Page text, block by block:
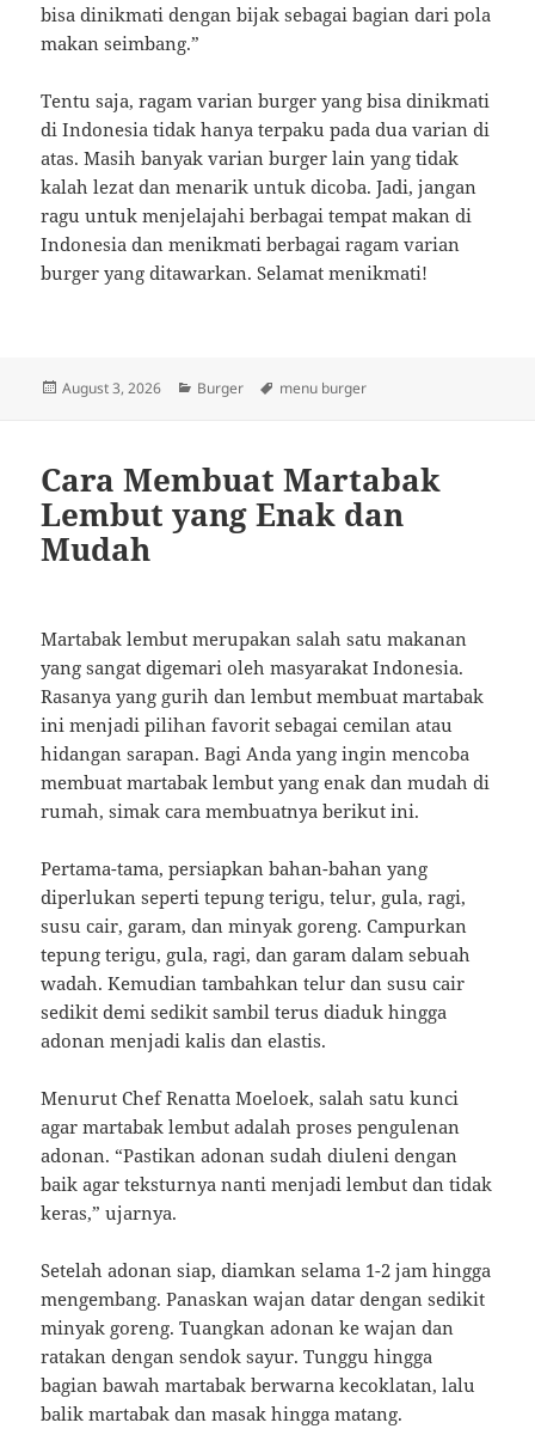
bisa dinikmati dengan bijak sebagai bagian dari pola
makan seimbang.”
Tentu saja, ragam varian burger yang bisa dinikmati
di Indonesia tidak hanya terpaku pada dua varian di
atas. Masih banyak varian burger lain yang tidak
kalah lezat dan menarik untuk dicoba. Jadi, jangan
ragu untuk menjelajahi berbagai tempat makan di
Indonesia dan menikmati berbagai ragam varian
burger yang ditawarkan. Selamat menikmati!
Posted
August 3, 2026 Categories
Burger Tags
menu burger
Cara Membuat Martabak
Lembut yang Enak dan
Mudah
Martabak lembut merupakan salah satu makanan
yang sangat digemari oleh masyarakat Indonesia.
Rasanya yang gurih dan lembut membuat martabak
ini menjadi pilihan favorit sebagai cemilan atau
hidangan sarapan. Bagi Anda yang ingin mencoba
membuat martabak lembut yang enak dan mudah di
rumah, simak cara membuatnya berikut ini.
Pertama-tama, persiapkan bahan-bahan yang
diperlukan seperti tepung terigu, telur, gula, ragi,
susu cair, garam, dan minyak goreng. Campurkan
tepung terigu, gula, ragi, dan garam dalam sebuah
wadah. Kemudian tambahkan telur dan susu cair
sedikit demi sedikit sambil terus diaduk hingga
adonan menjadi kalis dan elastis.
Menurut Chef Renatta Moeloek, salah satu kunci
agar martabak lembut adalah proses pengulenan
adonan. “Pastikan adonan sudah diuleni dengan
baik agar teksturnya nanti menjadi lembut dan tidak
keras,” ujarnya.
Setelah adonan siap, diamkan selama 1-2 jam hingga
mengembang. Panaskan wajan datar dengan sedikit
minyak goreng. Tuangkan adonan ke wajan dan
ratakan dengan sendok sayur. Tunggu hingga
bagian bawah martabak berwarna kecoklatan, lalu
balik martabak dan masak hingga matang.